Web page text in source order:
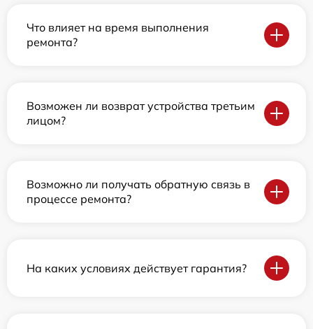
Что влияет на время выполнения
ремонта?
Возможен ли возврат устройства третьим
лицом?
Возможно ли получать обратную связь в
процессе ремонта?
На каких условиях действует гарантия?